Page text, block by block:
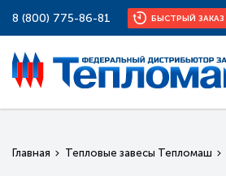
8 (800) 775-86-81 БЫСТРЫЙ ЗАКАЗ
Главная Тепловые завесы Тепломаш